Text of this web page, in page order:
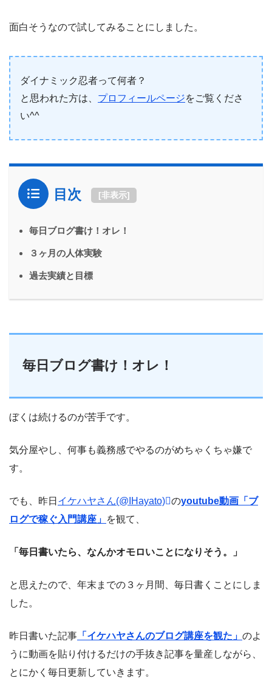
面白そうなので試してみることにしました。
ダイナミック忍者って何者？
と思われた方は、 プロフィールページをご覧くださ
い^^
目次 [非表示]
毎日ブログ書け！オレ！
３ヶ月の人体実験
過去実績と目標
毎日ブログ書け！オレ！
ぼくは続けるのが苦手です。
気分屋やし、何事も義務感でやるのがめちゃくちゃ嫌で
す。
でも、昨日 イケハヤさん(@IHayato) のyoutube動画「ブ
ログで稼ぐ入門講座」 を観て、
「毎日書いたら、なんかオモロいことになりそう。」
と思えたので、年末までの３ヶ月間、毎日書くことにしま
した。
昨日書いた記事 「イケハヤさんのブログ講座を観た」 のよ
うに動画を貼り付けるだけの手抜き記事を量産しながら、
とにかく毎日更新していきます。